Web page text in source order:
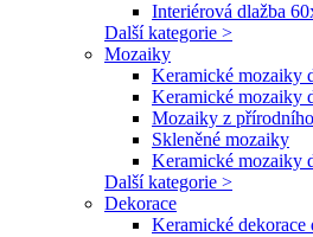
Interiérová dlažba
Další kategorie >
Mozaiky
Keramické mozaiky
Keramické mozaiky
Mozaiky z
Skleněné mozaiky
Keramické mozaiky
Další kategorie >
Dekorace
Keramické dekorace